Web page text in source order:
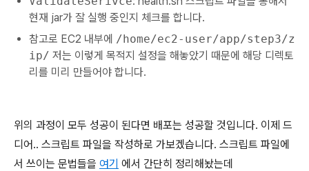
현재 jar가 잘 실행 중인지 체크를 합니다.
참고로 EC2 내부에 /home/ec2-user/app/step3/z
ip/ 저는 이렇게 목적지 설정을 해놓았기 때문에 해당 디렉토
리를 미리 만들어야 합니다.
위의 과정이 모두 성공이 된다면 배포는 성공할 것입니다. 이제 드
디어.. 스크립트 파일을 작성하로 가보겠습니다. 스크립트 파일에
서 쓰이는 문법들을 여기 에서 간단히 정리해놨는데